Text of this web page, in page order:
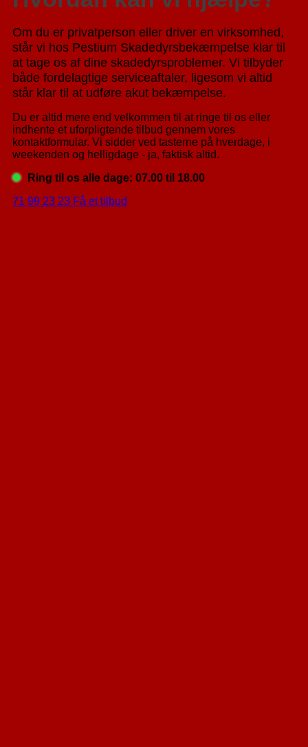
Om du er privatperson eller driver en virksomhed,
står vi hos Pestium Skadedyrsbekæmpelse klar til
at tage os af dine skadedyrsproblemer. Vi tilbyder
både fordelagtige serviceaftaler, ligesom vi altid
står klar til at udføre akut bekæmpelse.
Du er altid mere end velkommen til at ringe til os eller
indhente et uforpligtende tilbud gennem vores
kontaktformular. Vi sidder ved tasterne på hverdage, i
weekenden og helligdage - ja, faktisk altid.
Ring til os alle dage: 07.00 til 18.00
71 99 23 23 Få et tilbud